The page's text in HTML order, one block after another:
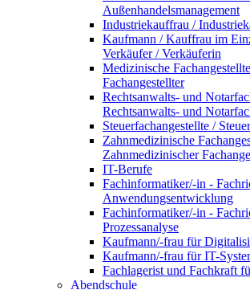
Außenhandelsmanagement
Industriekauffrau /
Kaufmann / Kauffrau im
Verkäufer / Verkäuferin
Medizinische
Fachangestellter
Rechtsanwalts- und
Rechtsanwalts- und
Steuerfachangestellte /
Zahnmedizinische
Zahnmedizinischer
IT-Berufe
Fachinformatiker/-in -
Anwendungsentwicklung
Fachinformatiker/-in -
Prozessanalyse
Kaufmann/-frau für
Kaufmann/-frau für IT-
Fachlagerist und Fachkraft
Abendschule